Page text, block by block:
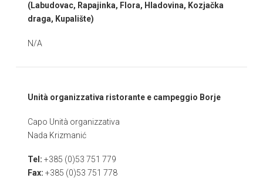
(Labudovac, Rapajinka, Flora, Hladovina, Kozjačka
draga, Kupalište)
N/A
Unità organizzativa ristorante e campeggio Borje
Capo Unità organizzativa
Nada Krizmanić
Tel: +385 (0)53 751 779
Fax: +385 (0)53 751 778